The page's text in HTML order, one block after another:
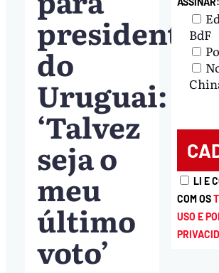
presidente
do
Uruguai:
‘Talvez
seja o
meu
último
voto’
BdF
LI E
COM OS
USO E